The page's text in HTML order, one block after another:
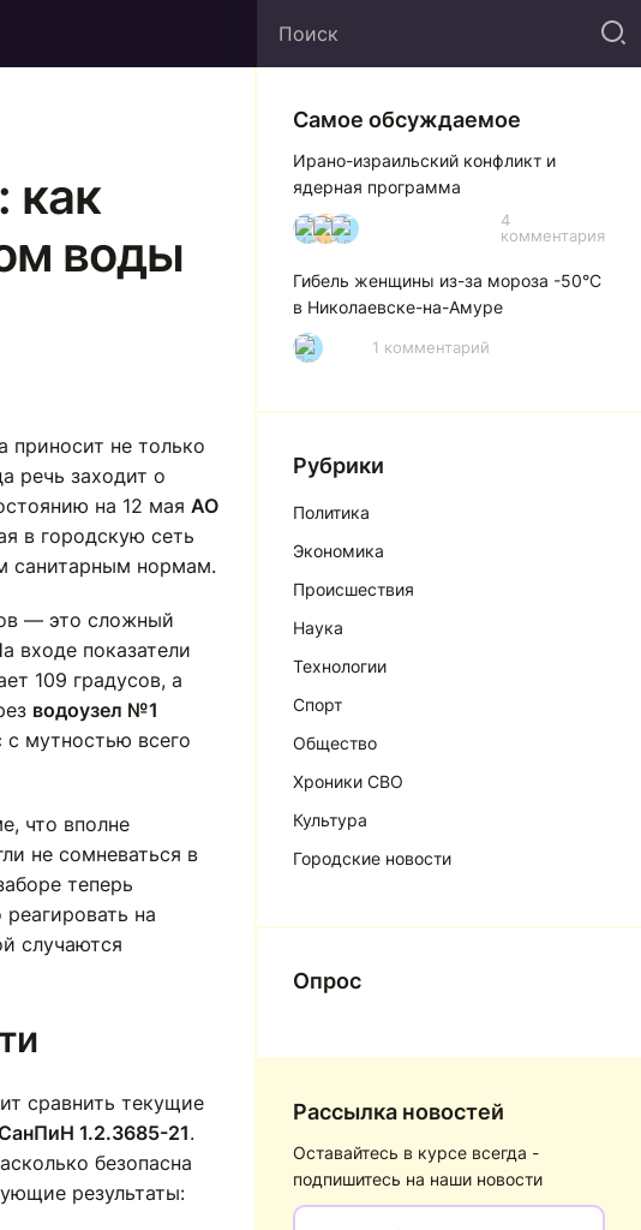
как
воды
приносит не только
речь заходит о
на 12 мая АО
в городскую сеть
санитарным нормам.
— это сложный
входе показатели
109 градусов, а
водоузел №1
с мутностью всего
что вполне
не сомневаться в
теперь
на
случаются
сравнить текущие
1.2.3685-21.
безопасна
результаты:
Самое обсуждаемое
Ирано-израильский конфликт и
ядерная программа
И А А
4
комментария
Гибель женщины из-за мороза -50°C
в Николаевске-на-Амуре
Р 1 комментарий
Рубрики
Политика
Экономика
Происшествия
Наука
Технологии
Спорт
Общество
Хроники СВО
Культура
Городские новости
Опрос
Рассылка новостей
Оставайтесь в курсе всегда -
подпишитесь на наши новости